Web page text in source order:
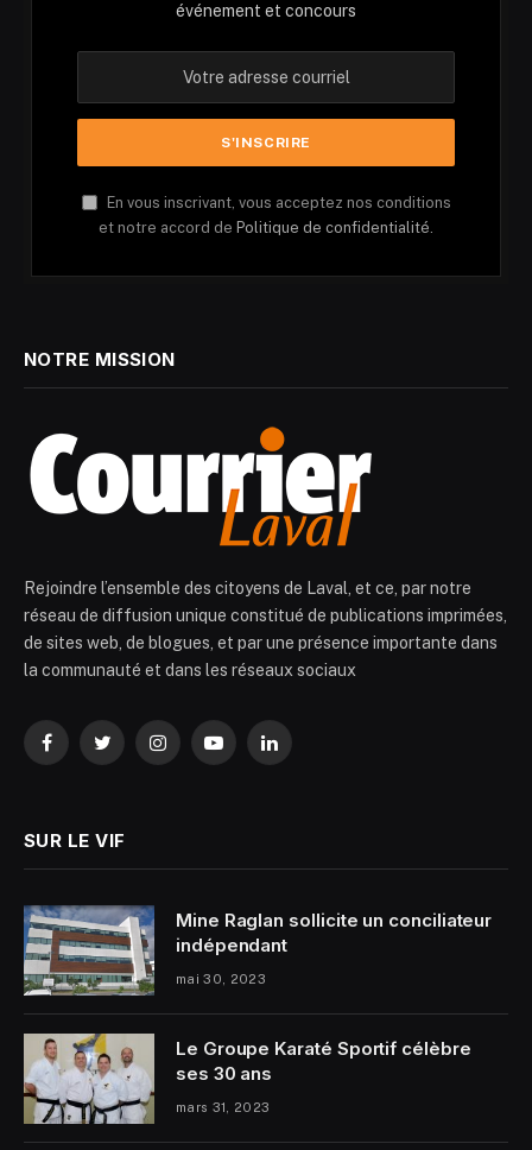
événement et concours
En vous inscrivant, vous acceptez nos conditions
et notre accord de Politique de confidentialité.
NOTRE MISSION
Rejoindre l’ensemble des citoyens de Laval, et ce, par notre
réseau de diffusion unique constitué de publications imprimées,
de sites web, de blogues, et par une présence importante dans
la communauté et dans les réseaux sociaux
FacebookTwitterInstagramYouTubeLinkedIn
SUR LE VIF
Mine Raglan sollicite un conciliateur
indépendant
mai 30, 2023
Le Groupe Karaté Sportif célèbre
ses 30 ans
mars 31, 2023